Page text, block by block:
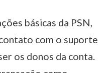
básicas da PSN,
com o suporte
os donos da conta.